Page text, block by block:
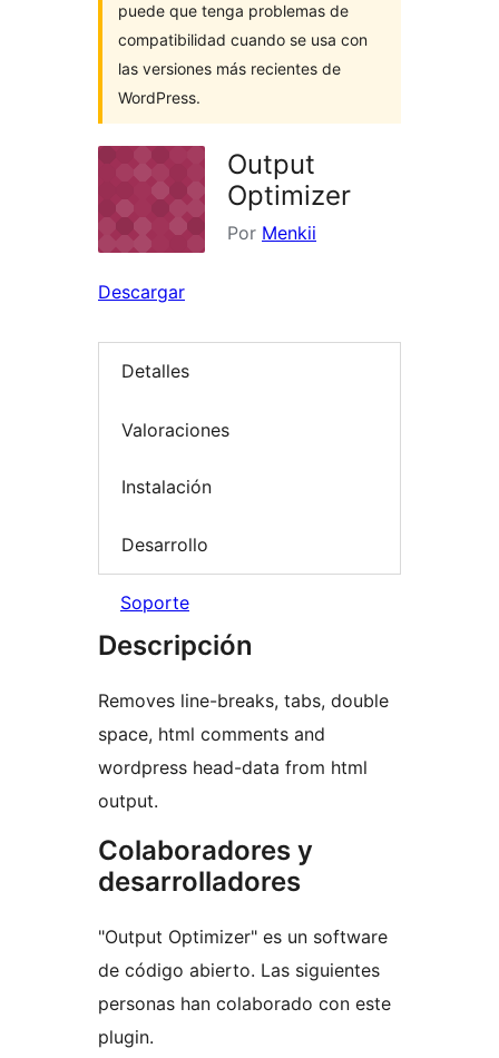
puede que tenga problemas de
compatibilidad cuando se usa con
las versiones más recientes de
WordPress.
Output
Optimizer
Por Menkii
Descargar
Detalles
Valoraciones
Instalación
Desarrollo
Soporte
Descripción
Removes line-breaks, tabs, double
space, html comments and
wordpress head-data from html
output.
Colaboradores y
desarrolladores
"Output Optimizer" es un software
de código abierto. Las siguientes
personas han colaborado con este
plugin.